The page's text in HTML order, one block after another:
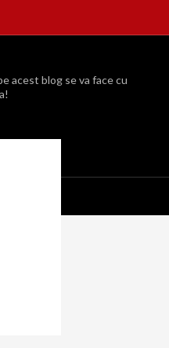
acest blog se va face cu